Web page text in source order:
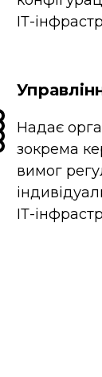
ІТ-
Надає
зокрема
вимог
ІТ-